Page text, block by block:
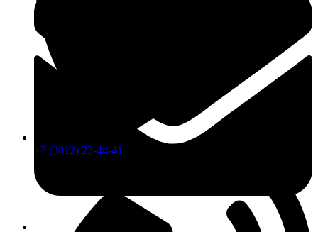
+7 (3812) 23-44-41